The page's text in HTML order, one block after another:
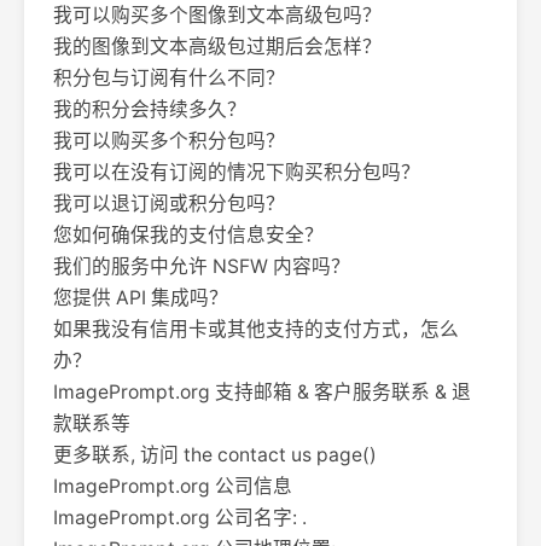
我可以购买多个图像到文本高级包吗？
我的图像到文本高级包过期后会怎样？
积分包与订阅有什么不同？
我的积分会持续多久？
我可以购买多个积分包吗？
我可以在没有订阅的情况下购买积分包吗？
我可以退订阅或积分包吗？
您如何确保我的支付信息安全？
我们的服务中允许 NSFW 内容吗？
您提供 API 集成吗？
如果我没有信用卡或其他支持的支付方式，怎么
办？
ImagePrompt.org 支持邮箱 & 客户服务联系 & 退
款联系等
更多联系, 访问 the contact us page()
ImagePrompt.org 公司信息
ImagePrompt.org 公司名字: .